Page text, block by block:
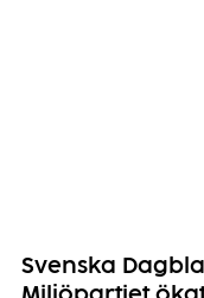
Svenska